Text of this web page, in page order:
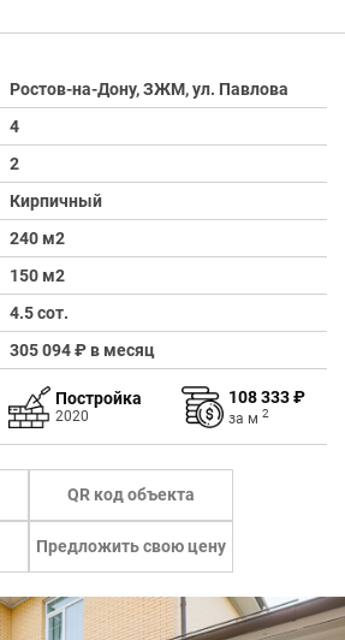
Ростов-на-Дону, ЗЖМ, ул. Павлова
4
2
Кирпичный
240 м2
150 м2
4.5 сот.
305 094 ₽ в месяц
Постройка
2020
108 333 ₽
за м 2
QR код объекта
Предложить свою цену